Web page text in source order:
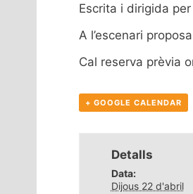
Escrita i dirigida
A l’escenari
Cal reserva prèvia
+ GOOGLE CALENDAR
Detalls
Data:
Dijous 22 d'abril